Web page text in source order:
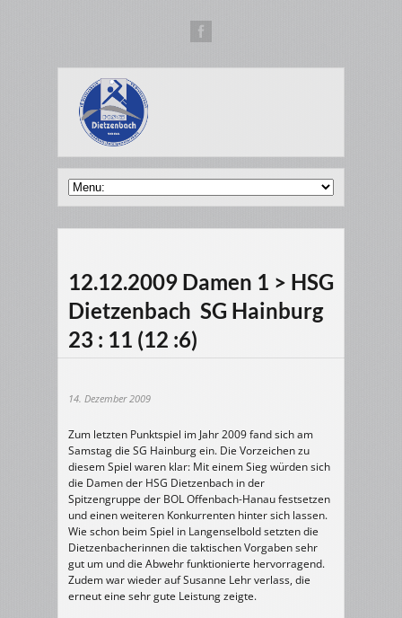
12.12.2009 Damen 1 > HSG
Dietzenbach  SG Hainburg
23 : 11 (12 :6)
14. Dezember 2009
Zum letzten Punktspiel im Jahr 2009 fand sich am
Samstag die SG Hainburg ein. Die Vorzeichen zu
diesem Spiel waren klar: Mit einem Sieg würden sich
die Damen der HSG Dietzenbach in der
Spitzengruppe der BOL Offenbach-Hanau festsetzen
und einen weiteren Konkurrenten hinter sich lassen.
Wie schon beim Spiel in Langenselbold setzten die
Dietzenbacherinnen die taktischen Vorgaben sehr
gut um und die Abwehr funktionierte hervorragend.
Zudem war wieder auf Susanne Lehr verlass, die
erneut eine sehr gute Leistung zeigte.